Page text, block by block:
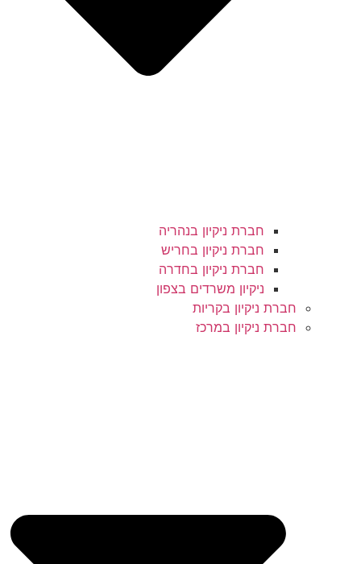
חברת ניקיון בנהריה
חברת ניקיון בחריש
חברת ניקיון בחדרה
ניקיון משרדים בצפון
חברת ניקיון בקריות
חברת ניקיון במרכז